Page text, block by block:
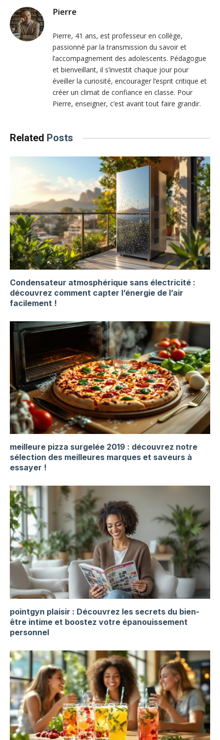
Pierre
Pierre, 41 ans, est professeur en collège,
passionné par la transmission du savoir et
l’accompagnement des adolescents. Pédagogue
et bienveillant, il s’investit chaque jour pour
éveiller la curiosité, encourager l’esprit critique et
créer un climat de confiance en classe. Pour
Pierre, enseigner, c’est avant tout faire grandir.
Related Posts
Condensateur atmosphérique sans électricité :
découvrez comment capter l’énergie de l’air
facilement !
meilleure pizza surgelée 2019 : découvrez notre
sélection des meilleures marques et saveurs à
essayer !
pointgyn plaisir : Découvrez les secrets du bien-
être intime et boostez votre épanouissement
personnel